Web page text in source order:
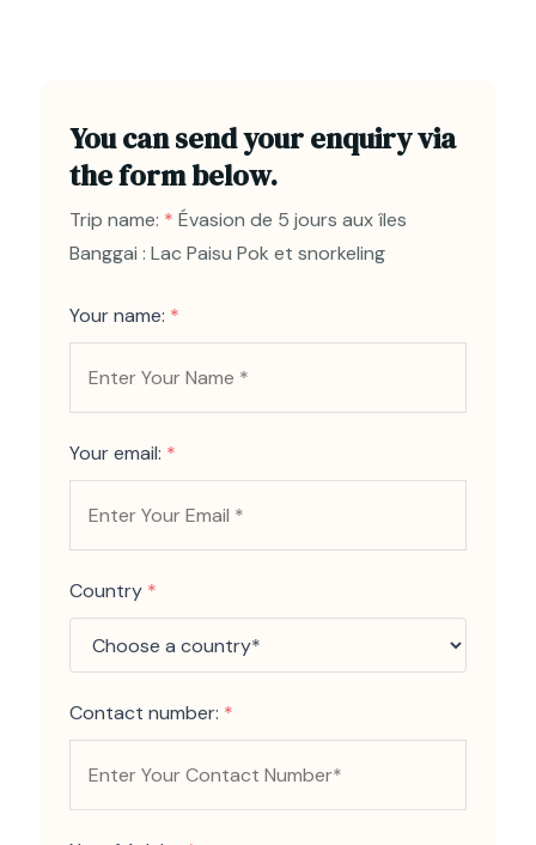
You can send your enquiry via
the form below.
Trip name: * Évasion de 5 jours aux îles
Banggai : Lac Paisu Pok et snorkeling
Your name: *
Your email: *
Country *
Contact number: *